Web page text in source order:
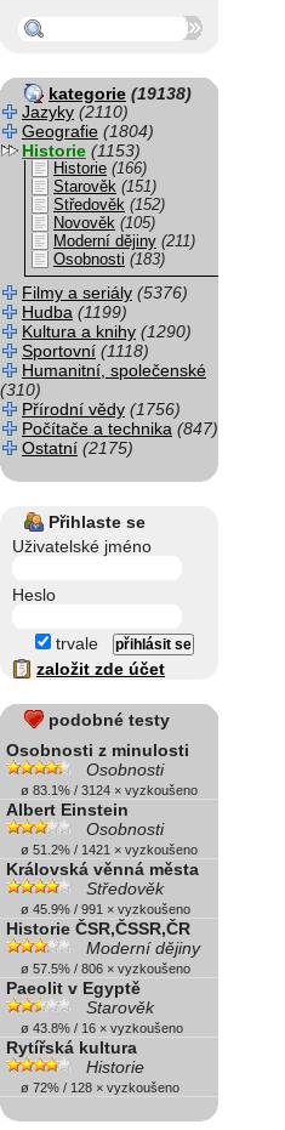
kategorie (19138)
Jazyky (2110)
Geografie (1804)
Historie (1153)
Historie (166)
Starověk (151)
Středověk (152)
Novověk (105)
Moderní dějiny (211)
Osobnosti (183)
Filmy a seriály (5376)
Hudba (1199)
Kultura a knihy (1290)
Sportovní (1118)
Humanitní, společenské
(310)
Přírodní vědy (1756)
Počítače a technika (847)
Ostatní (2175)
Přihlaste se
Uživatelské jméno
Heslo
trvale
založit zde účet
podobné testy
Osobnosti z minulosti
Osobnosti
ø 83.1% / 3124 × vyzkoušeno
Albert Einstein
Osobnosti
ø 51.2% / 1421 × vyzkoušeno
Královská věnná města
Středověk
ø 45.9% / 991 × vyzkoušeno
Historie ČSR,ČSSR,ČR
Moderní dějiny
ø 57.5% / 806 × vyzkoušeno
Paeolit v Egyptě
Starověk
ø 43.8% / 16 × vyzkoušeno
Rytířská kultura
Historie
ø 72% / 128 × vyzkoušeno